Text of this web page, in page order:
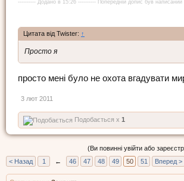
---------- Додано в 15:26 ---------- Попередній допис був
Цитата від Twister: ↑
Просто я
просто мені було не охота вгадувати
3 лют 2011
Подобається x 1
(Ви повинні увійти або
< Назад
1 ← 46 47 48 49 50 51 Вперед >